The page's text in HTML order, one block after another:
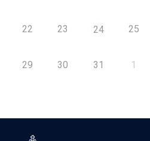
22 23 24 25
29 30 31 1